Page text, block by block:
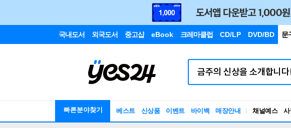
국내도서 외국도서 중고샵 eBook 크레마클럽 CD/LP DVD/BD 문
빠른분야찾기 베스트 신상품 이벤트 바이백 매장안내 채널예스 사